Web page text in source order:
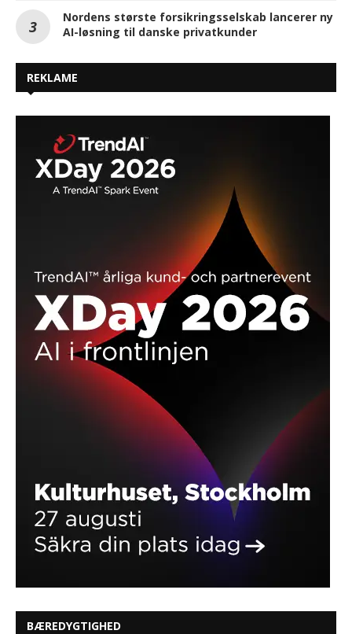
Nordens største forsikringsselskab lancerer ny
AI-løsning til danske privatkunder
REKLAME
BÆREDYGTIGHED